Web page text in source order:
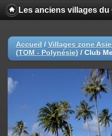
Les anciens villages
Accueil / Villages zone
(TOM - Polynésie) / Club